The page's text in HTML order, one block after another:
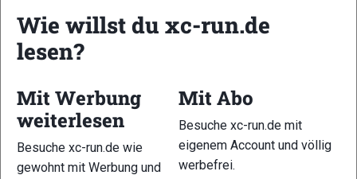
19 20
Wie willst du xc-run.de
lesen?
Mit Werbung
weiterlesen
Besuche xc-run.de wie
gewohnt mit Werbung und
Mit Abo
Besuche xc-run.de mit
eigenem Account und völlig
werbefrei.